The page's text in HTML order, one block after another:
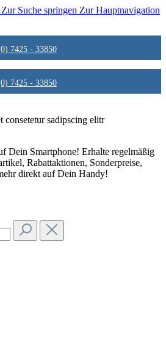
Zur Suche springen Zur Hauptnavigation
7425 - 33850
PREISEN
7425 - 33850
PREISEN
consetetur sadipscing elitr
Dein Smartphone! Erhalte regelmäßig
Rabattaktionen, Sonderpreise,
direkt auf Dein Handy!